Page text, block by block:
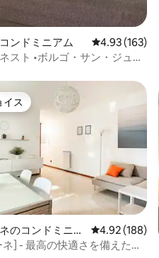
ンドミニアム レビュー163
4.93 (163)
スト •ボルゴ・サン・ジュリ
イス
イス
のコンドミニア
レビュー188
4.92 (188)
] - 最高の快適さを備えたあ